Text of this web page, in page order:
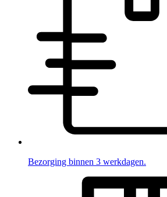
Bezorging binnen 3 werkdagen.